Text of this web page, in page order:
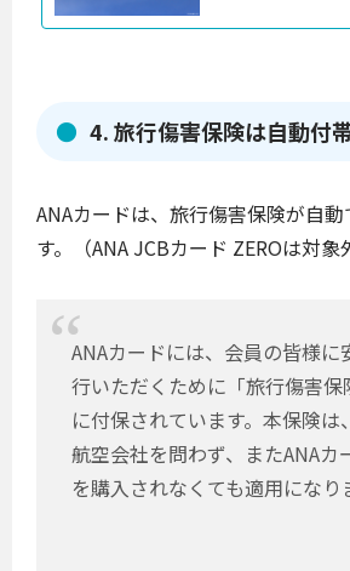
4. 旅行傷害保険は自動付
ANAカードは、旅行傷害保険が自
す。（ANA JCBカード ZEROは対象
ANAカードには、会員の皆様に
行いただくために「旅行傷害保
に付保されています。本保険は
航空会社を問わず、またANAカ
を購入されなくても適用になり